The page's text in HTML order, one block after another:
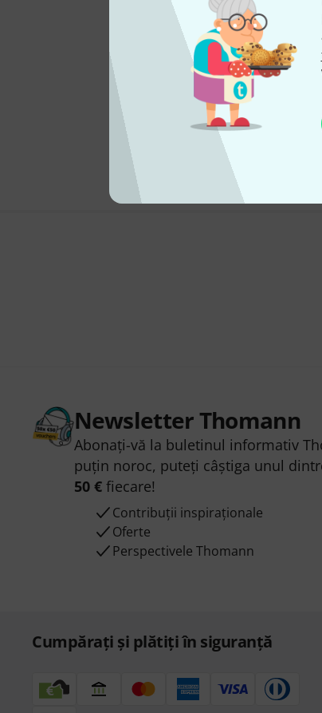
Newsletter Thomann
Abonați-vă la buletinul informativ
puțin noroc, puteți câștiga unul
50 €fiecare!
Contribuții inspiraționale
Oferte
Perspectivele Thomann
Cumpărați și plătiți în siguranță